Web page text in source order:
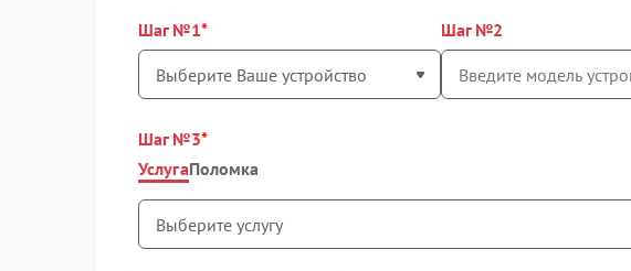
Шаг №1 Шаг №2
Шаг №3
УслугаПоломка